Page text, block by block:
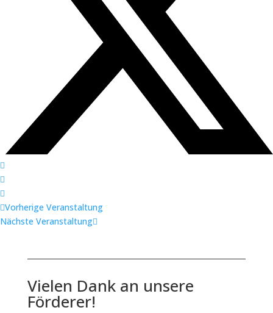
Vorherige Veranstaltung
Nächste Veranstaltung
Vielen Dank an unsere
Förderer!